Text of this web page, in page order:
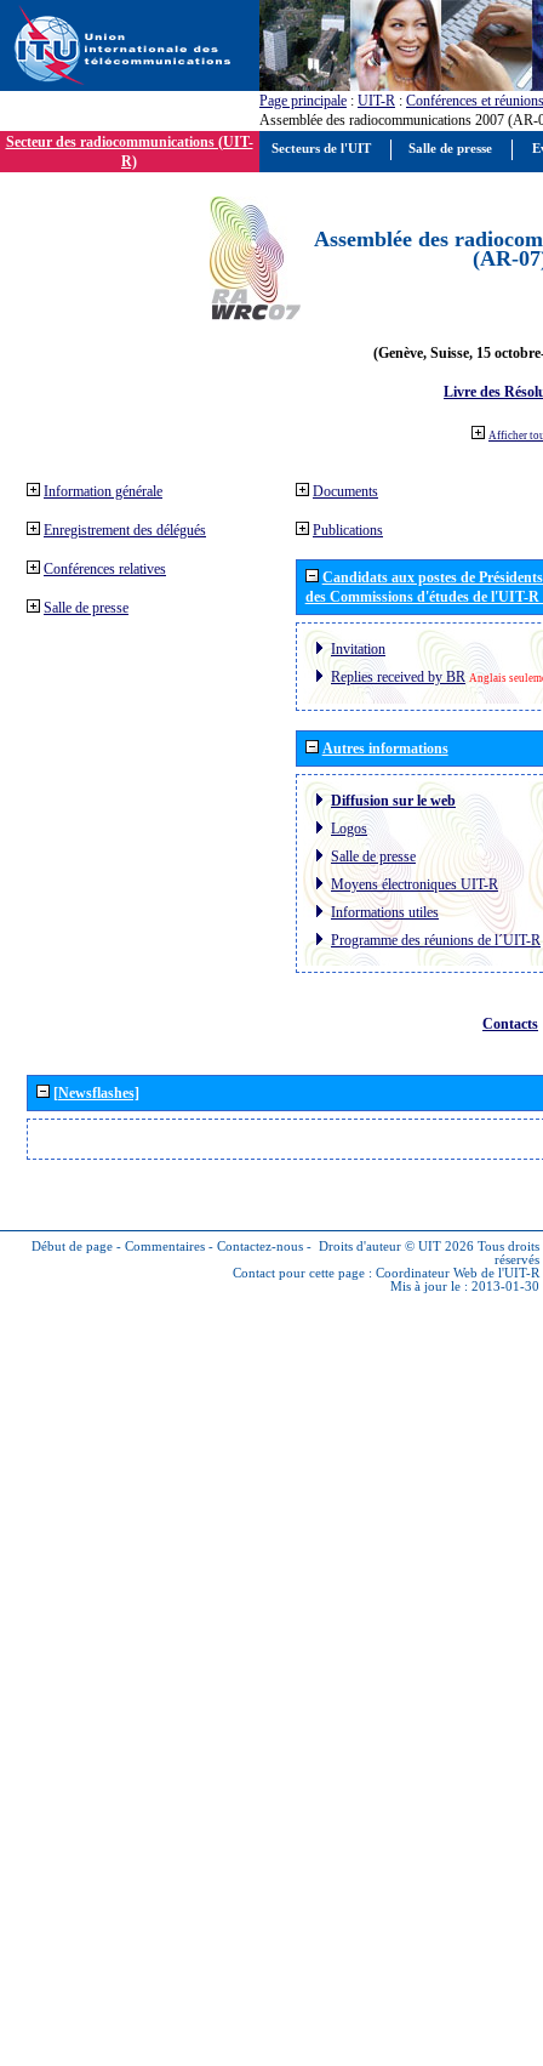
Page principale : UIT-R : Conférences et réunions
Assemblée des radiocommunications 2007 (AR-
Secteur des radiocommunications (UIT-
R)
Assemblée des
(AR-
(Genève, Suisse, 15
Livre des
Afficher
Information générale
Enregistrement des délégués
Conférences relatives
Salle de presse
Documents
Publications
Candidats aux postes de
des Commissions d'études de l'UIT-
Invitation
Replies received by BR Anglais
Autres informations
Diffusion sur le web
Logos
Salle de presse
Moyens électroniques UIT-R
Informations utiles
Programme des réunions de l´UIT-R
Contacts
[Newsflashes]
Début de page - Commentaires - Contactez-nous - Droits d'auteur © UIT 2026 Tous droits
réservés
Contact pour cette page : Coordinateur Web de l'UIT-R
Mis à jour le : 2013-01-30
Secteurs de l'UIT Salle de presse